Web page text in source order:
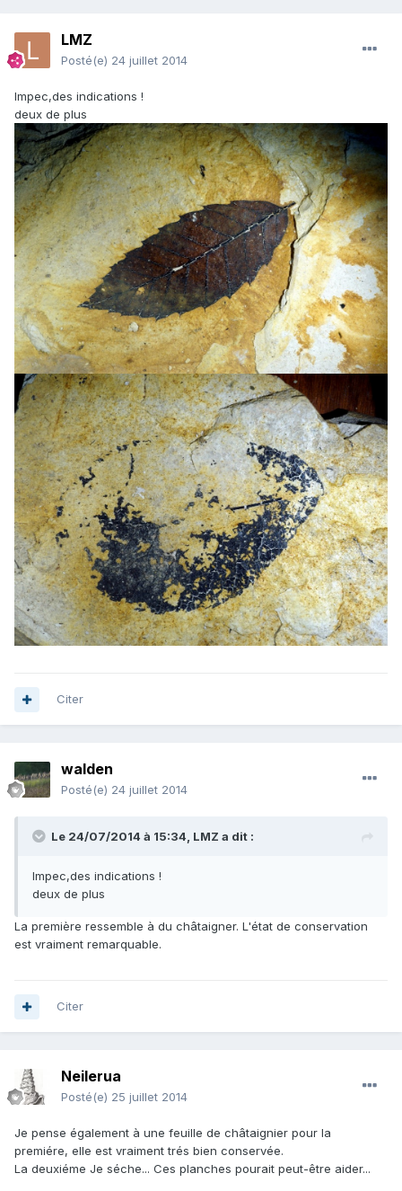
LMZ
Posté(e) 24 juillet 2014
Impec,des indications !
deux de plus
Citer
walden
Posté(e) 24 juillet 2014
Le 24/07/2014 à 15:34, LMZ a dit :
Impec,des indications !
deux de plus
La première ressemble à du châtaigner. L'état de conservation
est vraiment remarquable.
Citer
Neilerua
Posté(e) 25 juillet 2014
Je pense également à une feuille de châtaignier pour la
premiére, elle est vraiment trés bien conservée.
La deuxiéme Je séche... Ces planches pourait peut-être aider...